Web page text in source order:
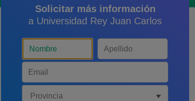
Solicitar más información
a Universidad Rey Juan Carlos